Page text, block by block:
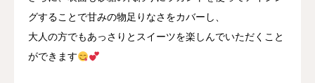
グすることで甘みの物足りなさをカバーし、
大人の方でもあっさりとスイーツを楽しんでいただくこと
ができます